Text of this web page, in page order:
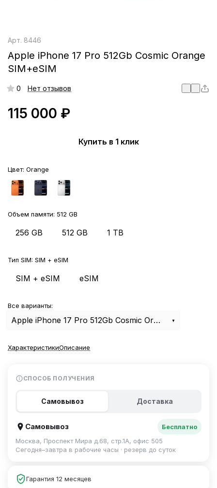
Арт. 8446
Apple iPhone 17 Pro 512Gb Cosmic Orange
SIM+eSIM
0 Нет отзывов
115 000 ₽
Купить в 1 клик
Цвет: Orange
Объем памяти: 512 GB
256 GB 512 GB 1 TB
Тип SIM: SIM + eSIM
SIM + eSIM eSIM
Все варианты:
Apple iPhone 17 Pro 512Gb Cosmic Orange SIM+eSIM
ХарактеристикиОписание
СПОСОБ ПОЛУЧЕНИЯ
Самовывоз Доставка
Самовывоз
Бесплатно
Москва, Проспект Мира д.68, стр.1А, офис 505
Сегодня–завтра в рабочие часы · резерв до суток
Гарантия 12 месяцев